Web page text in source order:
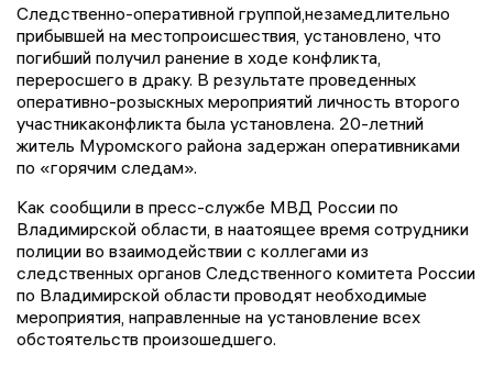
Следственно-оперативной группой,незамедлительно
прибывшей на местопроисшествия , установлено, что
погибший получил ранение в ходе конфликта
переросшего в драку. В результате проведенных
оперативно-розыскных мероприятий личность второго
участникаконфликта была установлена. 20-летний
житель Муромского района задержан оперативниками
по «горячим следам».
Как сообщили в пресс-службе МВД России по
Владимирской области, в наатоящее время сотрудники
полиции во взаимодействии с коллегами из
следственных органов Следственного комитета России
по Владимирской области проводят необходимые
мероприятия, направленные на установление всех
обстоятельств произошедшего.